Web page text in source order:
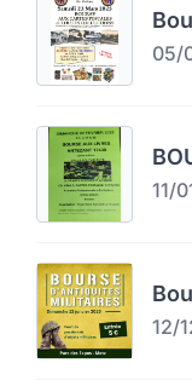
05/
11/
12/